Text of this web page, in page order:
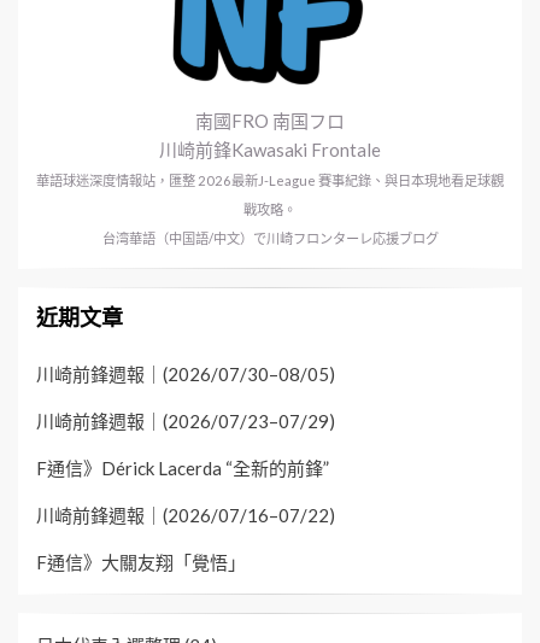
南國FRO 南国フロ
川崎前鋒Kawasaki Frontale
華語球迷深度情報站，匯整 2026最新J-League 賽事紀錄、與日本現地看足球觀
戰攻略。
台湾華語（中国語/中文）で川崎フロンターレ応援ブログ
近期文章
川崎前鋒週報｜(2026/07/30–08/05)
川崎前鋒週報｜(2026/07/23–07/29)
F通信》Dérick Lacerda “全新的前鋒”
川崎前鋒週報｜(2026/07/16–07/22)
F通信》大關友翔「覺悟」